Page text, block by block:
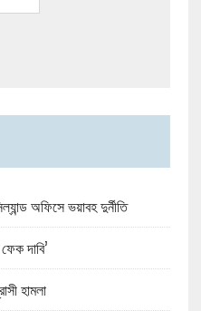
অফিসে ভয়াবহ দুর্নীতি
দাবি’
হামলা